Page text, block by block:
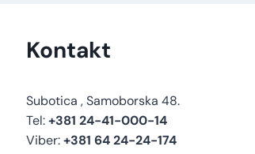
Kontakt
Subotica , Samoborska 48.
Tel:+381 24-41-000-14
Viber:+381 64 24-24-174